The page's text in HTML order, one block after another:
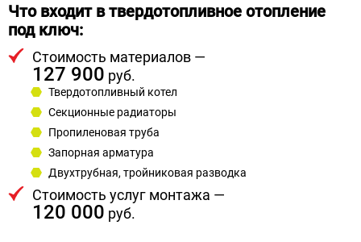
Что входит в твердотопливное отопление
под ключ:
Стоимость материалов —
127 900 руб.
Твердотопливный котел
Секционные радиаторы
Пропиленовая труба
Запорная арматура
Двухтрубная, тройниковая разводка
Стоимость услуг монтажа —
120 000 руб.